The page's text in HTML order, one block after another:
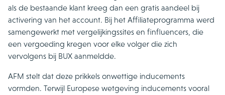
als de bestaande klant kreeg dan een gratis aandeel bij
activering van het account. Bij het Affiliateprogramma werd
samengewerkt met vergelijkingssites en finfluencers, die
een vergoeding kregen voor elke volger die zich
vervolgens bij BUX aanmeldde.
AFM stelt dat deze prikkels onwettige inducements
vormden. Terwijl Europese wetgeving inducements vooral